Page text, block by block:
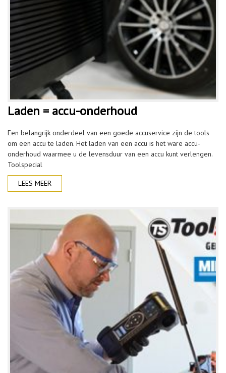
Laden = accu-onderhoud
Een belangrijk onderdeel van een goede accuservice zijn de tools
om een accu te laden. Het laden van een accu is het ware accu-
onderhoud waarmee u de levensduur van een accu kunt verlengen.
Toolspecial
LEES MEER